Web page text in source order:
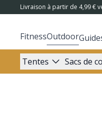
Livraison à partir de 4,99 €
FitnessOutdoor
Tentes Sacs de